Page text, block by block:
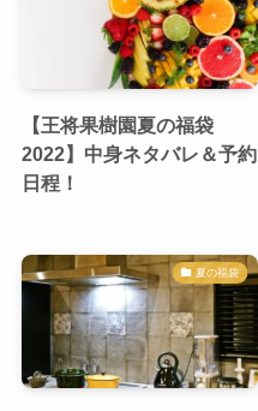
【王将果樹園夏の福袋
2022】中身ネタバレ＆予約
日程！
夏の福袋